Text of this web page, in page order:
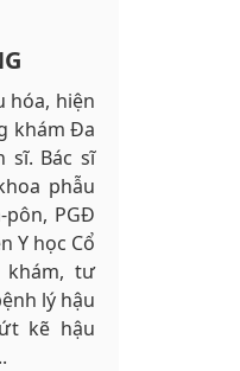
hóa, hiện
khám Đa
sĩ. Bác sĩ
phẫu
PGĐ
Y học Cổ
khám, tư
lý hậu
kẽ hậu